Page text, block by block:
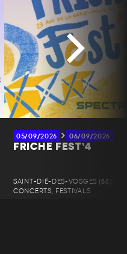
05/09/2026 06/09/2026
FRICHE FEST’4
SAINT-DIÉ-DES-VOSGES (88) •
CONCERTS, FESTIVALS